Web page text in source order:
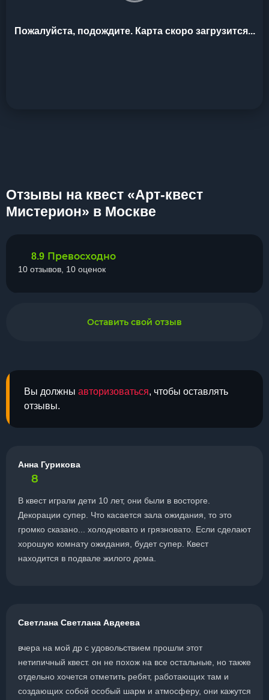
Пожалуйста, подождите. Карта скоро загрузится...
Отзывы на квест «Арт-квест
Мистерион» в Москве
Вы должны авторизоваться, чтобы оставлять
отзывы.
Анна Гурикова
8
В квест играли дети 10 лет, они были в восторге.
Декорации супер. Что касается зала ожидания, то это
громко сказано... холодновато и грязновато. Если сделают
хорошую комнату ожидания, будет супер. Квест
находится в подвале жилого дома.
Светлана Светлана Авдеева
вчера на мой др с удовольствием прошли этот
нетипичный квест. он не похож на все остальные, но также
отдельно хочется отметить ребят, работающих там и
создающих собой особый шарм и атмосферу, они кажутся
8.9 Превосходно
10 отзывов, 10 оценок
Оставить свой отзыв